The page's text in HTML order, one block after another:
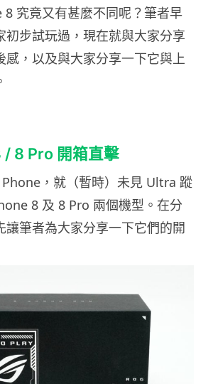
8 究竟又有甚麼不同呢？筆者早
初步試玩過，現在就與大家分享
感，以及與大家分享一下它與上
/ 8 Pro 開箱直擊
Phone，就（暫時）未見 Ultra 蹤
8 及 8 Pro 兩個機型。在分
讓筆者為大家分享一下它們的開